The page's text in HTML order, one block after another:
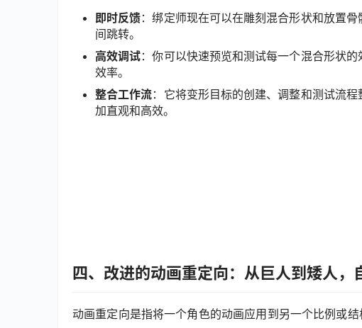
即时反馈：绑定师现在可以在雕刻混合形状和放置
间跳转。
高效调试：你可以快速预览和测试每一个混合形状
效率。
整合工作流：它将变形目标的创建、调整和测试流
加直观和高效。
四、改进的动画重定向：从巨人到矮人，
动画重定向是指将一个角色的动画应用到另一个比例或